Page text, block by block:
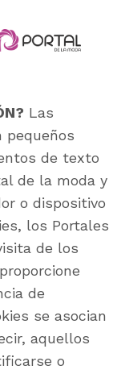
Las
pequeños
de texto
de la moda y
o dispositivo
los Portales
de los
de
se asocian
aquellos
o